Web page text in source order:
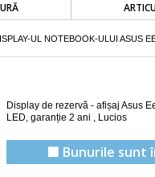
UL NOTEBOOK-ULUI ASUS
Display de rezervă - afișaj Asus
LED, garanție 2 ani , Lucios
🟩 Bunurile sunt